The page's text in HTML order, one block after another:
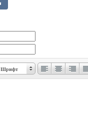
Шрифт